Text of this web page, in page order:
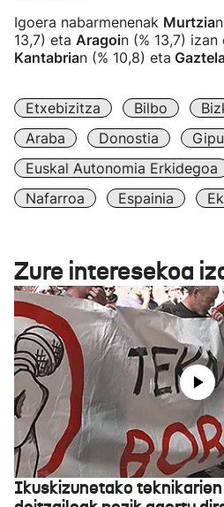
Igoera nabarmenenak Murtzia
13,7) eta Aragoin (% 13,7)
Kantabrian (% 10,8) eta
Etxebizitza Bilbo
Araba
Donostia
Euskal Autonomia Erkidegoa
Nafarroa
Espainia
Zure interesekoa
Ikuskizunetako